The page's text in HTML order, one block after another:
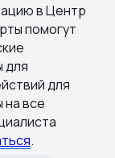
в Центр
помогут
для
для
на все
.